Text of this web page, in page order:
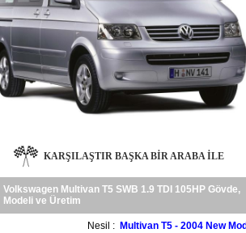
KARŞILAŞTIR BAŞKA BIR ARABA ILE
Volkswagen Multivan T5 SWB 1.9 TDI 105HP Gövde,
Modeli ve Üretim
Nesil : Multivan T5 - 2004 New